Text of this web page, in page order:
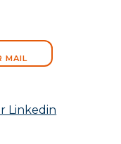
MAIL
Linkedin